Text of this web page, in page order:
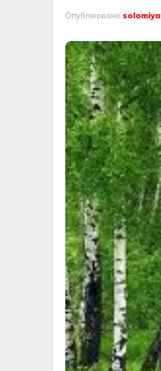
Опубліковано solomiya